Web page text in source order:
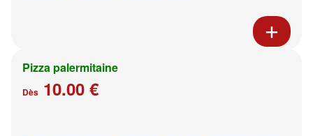
Pizza palermitaine
Dès 10.00 €